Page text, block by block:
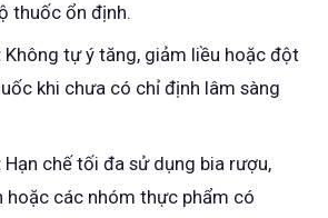
thuốc ổn định.
Không tự ý tăng, giảm liều hoặc đột
khi chưa có chỉ định lâm sàng
Hạn chế tối đa sử dụng bia rượu,
hoặc các nhóm thực phẩm có